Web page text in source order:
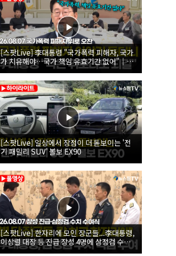
[스팟Live] 李대통령 "국가폭력 피해자, 국가
가 치유해야…국가 책임 유효기간 없어"｜
26.08.07 국가폭력 피해자 위로 오찬
[스팟Live] 일상에서 장점이 더 돋보이는 '전
기 패밀리 SUV' 볼보 EX90
[스팟Live] 한자리에 모인 장군들...李대통령,
이상렬 대장 등 진급 장성 4명에 삼정검 수치
직접 수여｜26.08.07 장성 진급·삼정검 수치